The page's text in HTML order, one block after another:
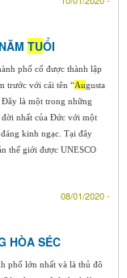
TUỔI
phố cổ được thành lập
trước với cái tên “Augusta
là một trong những
đời nhất của Đức với một
kinh ngạc. Tại đây
thế giới được UNESCO
08/01/2020 -
HÒA SÉC
phố lớn nhất và là thủ đô